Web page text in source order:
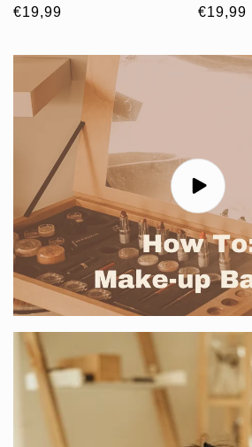
Normale
€19,99
Normale
€19,99